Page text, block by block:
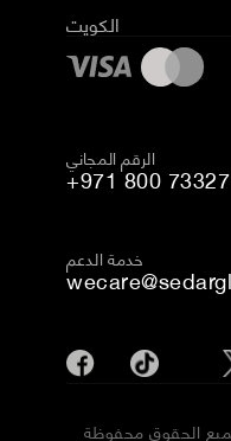
الكويت
الرقم المجاني
+971 800 73327
خدمة الدعم